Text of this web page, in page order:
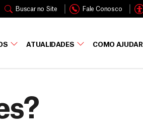
Buscar no Site Fale Conosco
ATUALIDADES COMO AJUDAR